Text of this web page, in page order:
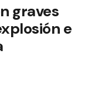
graves
e